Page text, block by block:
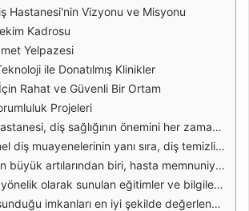
Hastanesi'nin Vizyonu ve Misyonu
Kadrosu
Yelpazesi
ile Donatılmış Klinikler
Rahat ve Güvenli Bir Ortam
Projeleri
Uzman diş hekimleri ve modern teknolojiler ile donatılmış bir altyapıya sahip olan hastane, her yaştan bireyin diş sağlığını koruma ve tedavi etme konusunda güvenilir bir adres olmayı hedefliyor. Hastaların ihtiyaçlarına yönelik kişiselleştirilmiş tedavi planları ile, her bireyin en iyi şekilde hizmet alması sağlanmaktadır.
ve implant uygulamaları gibi geniş bir tedavi yelpazesine sahiptir. Bu sayede hastalar, ihtiyaç duydukları tüm diş hizmetlerini tek bir çatı altında bulabilmektedir. Erdemli Diş Hastanesi, kaliteli hizmet anlayışı ile tüm diş problemlerine çözüm bulmayı amaçlamaktadır.
hastaların endişelerini dinleyerek, en uygun tedavi yöntemlerini sunmakta ve sürecin her aşamasında hastaları bilgilendirmektedir. Bu yaklaşım, hastaların diş tedavilerine olan güvenini artırmakta ve daha sağlıklı gülüşlere ulaşmalarına yardımcı olmaktadır.
bilinçlenmesine katkı sağlamaktadır. Erdemli Diş Hastanesi, ağız ve diş sağlığının korunması konusunda toplumu bilinçlendirmek adına çeşitli kampanyalar düzenlemekte ve bu konudaki farkındalığı artırmayı hedeflemektedir.
kullanarak, daha hızlı ve doğru tanı koyma imkanı sunmaktadır. Bu sayede tedavi süreci hızlanmakta ve hastalar daha az zaman kaybetmektedir. Ayrıca, sterilizasyon ve hijyen standartlarına azami derecede dikkat edilmesi, hastaların güvenli bir ortamda tedavi edilmesini sağlamaktadır.